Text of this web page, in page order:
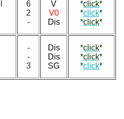
6
2
-
V
V0
Dis
*click*
*click*
*click*
-
-
3
Dis
Dis
SG
*click*
*click*
*click*